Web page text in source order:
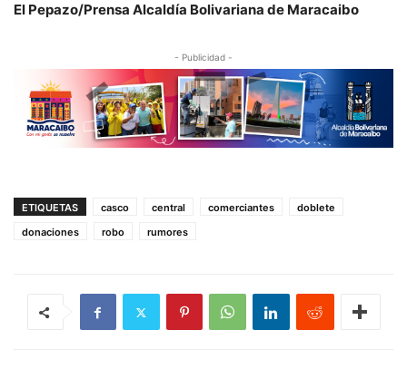
El Pepazo/Prensa Alcaldía Bolivariana de Maracaibo
- Publicidad -
ETIQUETAS casco central comerciantes
doblete
donaciones
robo rumores